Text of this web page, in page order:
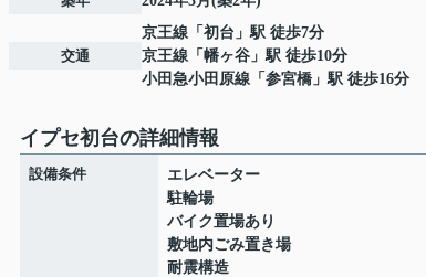
交通
京王線 「 初台 」駅 徒歩7分
京王線 「 幡ヶ谷 」駅 徒歩10分
小田急小田原線 「 参宮橋 」駅 徒歩16分
イプセ初台の詳細情報
設備条件
エレベーター
駐輪場
バイク置場あり
敷地内ごみ置き場
耐震構造